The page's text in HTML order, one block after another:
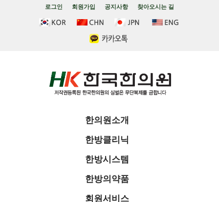
로그인 회원가입 공지사항 찾아오시는 길
한의원소개
한방클리닉
한방시스템
한방의약품
회원서비스